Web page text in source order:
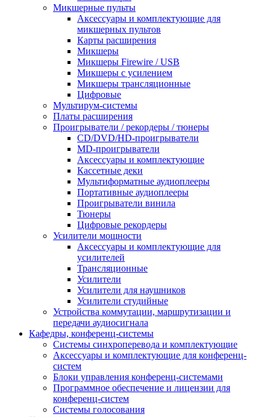
Микшерные пульты
Аксессуары и комплектующие для
микшерных пультов
Карты расширения
Микшеры
Микшеры Firewire / USB
Микшеры с усилением
Микшеры трансляционные
Цифровые
Мультирум-системы
Платы расширения
Проигрыватели / рекордеры / тюнеры
CD/DVD/HD-проигрыватели
MD-проигрыватели
Аксессуары и комплектующие
Кассетные деки
Мультиформатные аудиоплееры
Портативные аудиоплееры
Проигрыватели винила
Тюнеры
Цифровые рекордеры
Усилители мощности
Аксессуары и комплектующие для
усилителей
Трансляционные
Усилители
Усилители для наушников
Усилители студийные
Устройства коммутации, маршрутизации и
передачи аудиосигнала
Кафедры, конференц-системы
Cистемы синхроперевода и комплектующие
Аксессуары и комплектующие для конференц-
систем
Блоки управления конференц-системами
Программное обеспечение и лицензии для
конференц-систем
Системы голосования